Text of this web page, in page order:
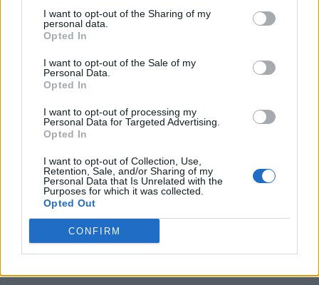
I want to opt-out of the Sharing of my
personal data.
Opted In
I want to opt-out of the Sale of my
Personal Data.
Opted In
I want to opt-out of processing my
Personal Data for Targeted Advertising.
Opted In
I want to opt-out of Collection, Use,
Retention, Sale, and/or Sharing of my
Personal Data that Is Unrelated with the
Purposes for which it was collected.
Opted Out
CONFIRM
Business και των ΟΤΑ